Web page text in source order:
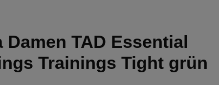
Damen TAD Essential
Trainings Tight grün